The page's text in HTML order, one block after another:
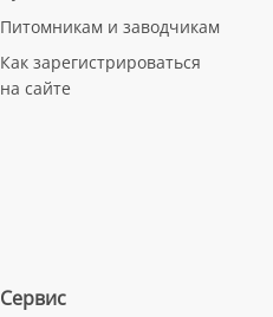
Питомникам и заводчикам
Как зарегистрироваться
на сайте
Сервис